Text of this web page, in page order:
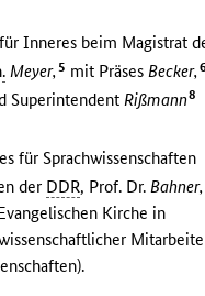
Inneres beim Magistrat
Meyer, 5 mit Präses Becker,
Superintendent Rißmann8
für Sprachwissenschaften
der DDR, Prof. Dr.Bahner,
Kirche in